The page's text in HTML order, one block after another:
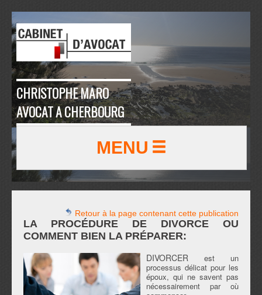
CHRISTOPHE MARO
AVOCAT A CHERBOURG
MENU
Retour à la page contenant cette publication
LA PROCÉDURE DE DIVORCE OU
COMMENT BIEN LA PRÉPARER:
DIVORCER est un
processus délicat pour les
époux, qui ne savent pas
nécessairement par où